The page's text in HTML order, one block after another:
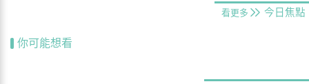
看更多 今日焦點
你可能想看